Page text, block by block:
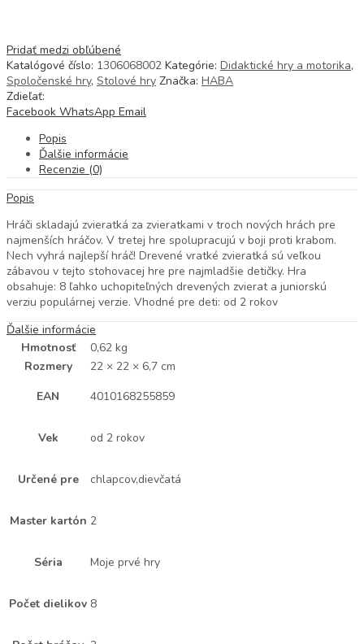
Pridať medzi obľúbené
Katalógové číslo: 1306068002 Kategórie: Didaktické hry a motorika,
Spoločenské hry, Stolové hry Značka: HABA
Zdieľať:
Facebook WhatsApp Email
Popis
Ďalšie informácie
Recenzie (0)
Popis
Hráči skladajú zvieratká za zvieratkami v troch nových hrách pre
najmenších hráčov. V tretej hre spolupracujú v boji proti krabom.
Nech vyhrá najlepší hráč! Drevené vratké zvieratká sú veľkou
zábavou v tejto stohovacej hre pre najmladšie detičky. Hra
obsahuje: 8 ľahko uchopiteľných drevených zvierat a juniorskú
verziu populárnej verzie. Vhodné pre deti: od 2 rokov
Ďalšie informácie
Hmotnosť
0,62 kg
Rozmery
22 × 22 × 6,7 cm
EAN
4010168255859
Vek od 2 rokov
Určené pre chlapcov,dievčatá
Master kartón 2
Séria Moje prvé hry
Počet dielikov 8